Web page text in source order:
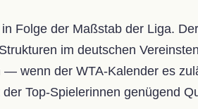
Folge der Maßstab der Liga.
im deutschen
wenn der WTA-Kalender es
Top-Spielerinnen genügend